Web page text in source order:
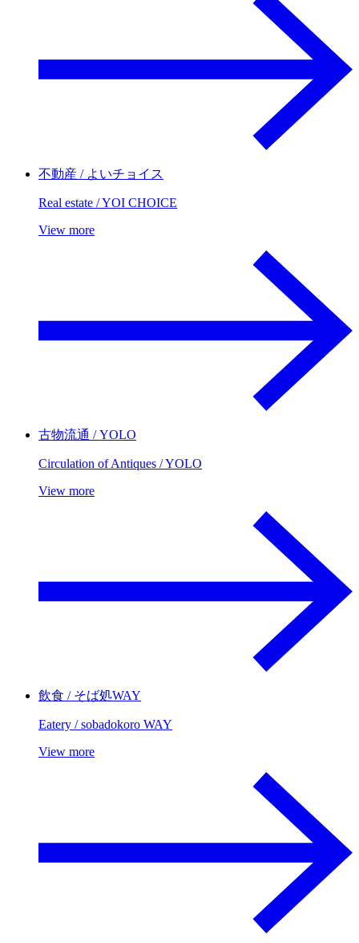
不動産 / よいチョイス
Real estate / YOI CHOICE
View more
古物流通 / YOLO
Circulation of Antiques / YOLO
View more
飲食 / そば処WAY
Eatery / sobadokoro WAY
View more